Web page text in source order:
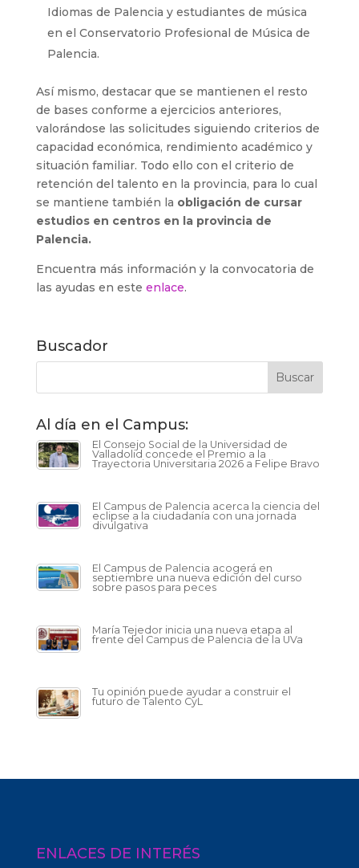
Idiomas de Palencia y estudiantes de música
en el Conservatorio Profesional de Música de
Palencia.
Así mismo, destacar que se mantienen el resto
de bases conforme a ejercicios anteriores,
valorándose las solicitudes siguiendo criterios de
capacidad económica, rendimiento académico y
situación familiar. Todo ello con el criterio de
retención del talento en la provincia, para lo cual
se mantiene también la obligación de cursar
estudios en centros en la provincia de
Palencia.
Encuentra más información y la convocatoria de
las ayudas en este enlace.
Buscador
Al día en el Campus:
El Consejo Social de la Universidad de
Valladolid concede el Premio a la
Trayectoria Universitaria 2026 a Felipe Bravo
El Campus de Palencia acerca la ciencia del
eclipse a la ciudadanía con una jornada
divulgativa
El Campus de Palencia acogerá en
septiembre una nueva edición del curso
sobre pasos para peces
María Tejedor inicia una nueva etapa al
frente del Campus de Palencia de la UVa
Tu opinión puede ayudar a construir el
futuro de Talento CyL
ENLACES DE INTERÉS